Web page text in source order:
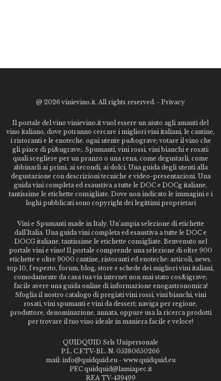
@ 2026 vinievino.it. All rights reserved. - Privacy
Il portale del vino vinievino.it vuol essere un aiuto agli amanti del
vino italiano, dove potranno cercare i migliori vini italiani, le cantine,
i ristoranti e le enoteche. ogni utente pu&ograve; votare il vino che
gli piace di pi&ugrave;. Spumanti, vini rossi, vini bianchi e rosati:
quali scegliere per un pranzo o una cena, come degustarli, come
abbinarli ai primi, ai secondi, ai dolci. Una guida degli utenti alla
degustazione con descrizioni tecniche e video-presentazioni. Una
guida vini completa ed esaustiva a tutte le DOC e DOCg italiane,
tantissime le etichette consigliate. Dove non indicato le immagini e i
loghi pubblicati sono copyright dei legittimi proprietari
Vini e Spumanti made in Italy. Un'ampia selezione di etichette
dall'Italia. Una guida vini completa ed esaustiva a tutte le DOC e
DOCG italiane, tantissime le etichette consigliate. Benvenuto nel
portale vini e vino! Il portale comprende una selezione di oltre 900
etichette e oltre 9000 cantine, ristoranti ed enoteche: articoli, news,
top 10, l'esperto, forum, blog, store e schede dei migliori vini italiani,
comodamente da casa tua via internet non mai stato cos&igrave;
facile avere una guida online di informazione enogastronomica!
Sfoglia il nostro catalogo di pregiati vini rossi, vini bianchi, vini
rosati, vini spumanti e vini da dessert; naviga per regione,
produttore, denominazione, annata, oppure usa la ricerca prodotti
per trovare il tuo vino ideale in maniera facile e veloce!
QUIDQUID Srls Unipersonale
P.I., C.F.TV-BL. N. 05380650266
mail: info@quidquid.eu - www.quidquid.eu
PEC quidquid@lamiapec.it
REA TV-439499